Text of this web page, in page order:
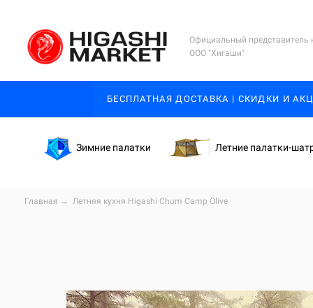
Официальный представитель
ООО "Хигаши"
БЕСПЛАТНАЯ ДОСТАВКА | СКИДКИ И
Зимние палатки Летние палатки-
Главная → Летняя кухня Higashi Chum Camp Olive